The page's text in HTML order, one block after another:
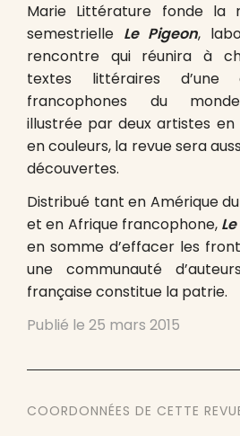
Marie Littérature fonde la
semestrielle Le Pigeon,
rencontre qui réunira à
textes littéraires d’une
francophones du
illustrée par deux artistes
en couleurs, la revue sera
découvertes.
Distribué tant en Amérique
et en Afrique francophone,
en somme d’effacer les
une communauté
française constitue la patrie.
Publié le 25 mars 2015
COORDONNÉES DE CETTE